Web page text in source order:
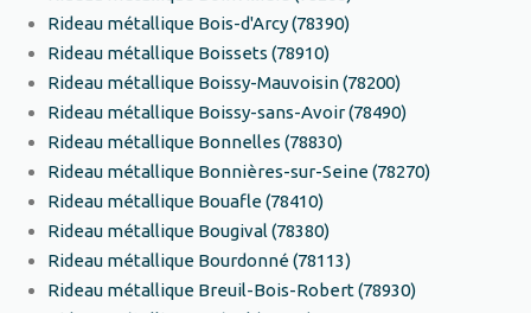
Rideau métallique Bois-d'Arcy (78390)
Rideau métallique Boissets (78910)
Rideau métallique Boissy-Mauvoisin (78200)
Rideau métallique Boissy-sans-Avoir (78490)
Rideau métallique Bonnelles (78830)
Rideau métallique Bonnières-sur-Seine (78270)
Rideau métallique Bouafle (78410)
Rideau métallique Bougival (78380)
Rideau métallique Bourdonné (78113)
Rideau métallique Breuil-Bois-Robert (78930)